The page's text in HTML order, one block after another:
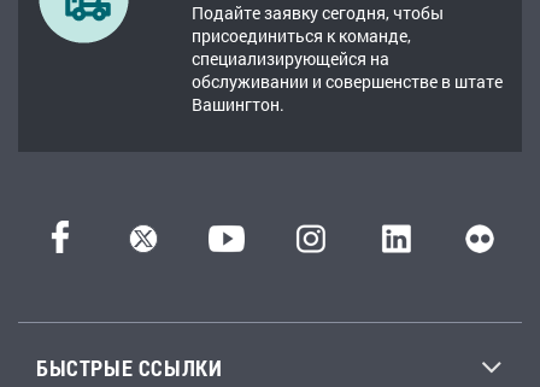
Подайте заявку сегодня, чтобы
присоединиться к команде,
специализирующейся на
обслуживании и совершенстве в штате
Вашингтон.
БЫСТРЫЕ ССЫЛКИ